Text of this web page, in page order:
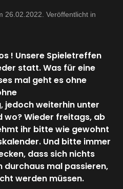
26.02.2022 . Veröffentlicht in
! Unsere Spieletreffen
statt. Was für eine
mal geht es ohne
jedoch weiterhin unter
wo? Wieder freitags, ab
ihr bitte wie gewohnt
Und bitte immer
dass sich nichts
mal passieren,
werden müssen.